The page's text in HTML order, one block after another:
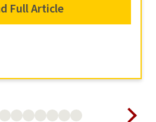
Full Article